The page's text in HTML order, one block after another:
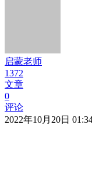
启蒙老师
1372
文章
0
评论
2022年10月20日